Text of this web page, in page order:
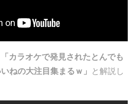
「カラオケで発見されたとんでも
ねの大注目集まるｗ」 と解説し